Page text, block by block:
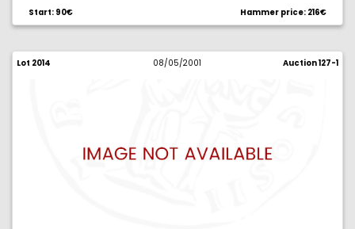
Start: 90€ Hammer price: 216€
Lot 2014 08/05/2001 Auction 127-1